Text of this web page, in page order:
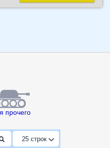
прочего
25строк